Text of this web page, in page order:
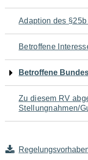
Navigation
für
den
Seiteninhalt
Adaption des
Betroffene
Betroffene
Zu diesem RV
Stellungnahmen/